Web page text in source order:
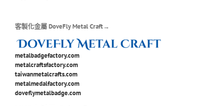
客製化金屬 DoveFly Metal Craft→
metalbadgefactory.com
metalcraftsfactory.com
taiwanmetalcrafts.com
metalmedalfactory.com
doveflymetalbadge.com